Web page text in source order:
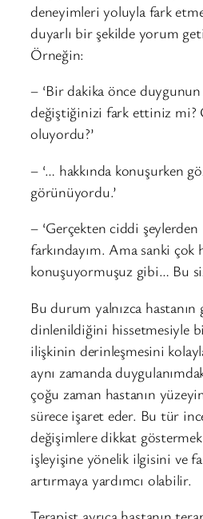
deneyimleri yoluyla fark
duyarlı bir şekilde yorum
Örneğin:
– ‘Bir dakika önce duygunun
değiştiğinizi fark ettiniz mi?
oluyordu?’
– ‘… hakkında konuşurken
görünüyordu.’
– ‘Gerçekten ciddi
farkındayım. Ama sanki
konuşuyormuşuz gibi… Bu
Bu durum yalnızca hastanın
dinlenildiğini hissetmesiyle
ilişkinin derinleşmesini
aynı zamanda
çoğu zaman hastanın
sürece işaret eder. Bu tür
değişimlere dikkat
işleyişine yönelik ilgisini ve
artırmaya yardımcı olabilir.